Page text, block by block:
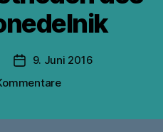
Veröffentlichungsdatum
9. Juni 2016
zu